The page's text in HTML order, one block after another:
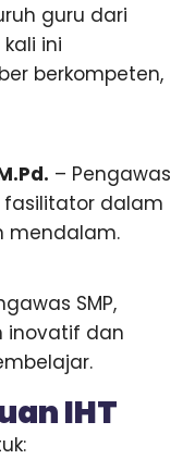
guru dari
ini
berkompeten,
– Pengawas
fasilitator dalam
mendalam.
SMP,
inovatif dan
IHT